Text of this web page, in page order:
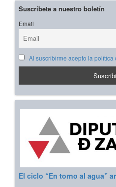
Suscríbete a nuestro boletín
Email
Al suscribirme acepto la política
El ciclo “En torno al agua”